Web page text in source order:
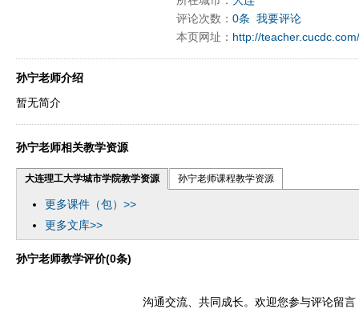
dfbmath key98991 methodmulti
dfbsetx9899197996xxca
评论次数： 0条 我要评论
本页网址： http://
孙宁老师介绍
暂无简介
孙宁老师相关教学资源
大连理工大学城市学院教学资源 孙宁老师课程教学资源
更多课件（包）>>
更多文库>>
孙宁老师教学评价(0条)
沟通交流、共同成长。欢迎您参与评论留言